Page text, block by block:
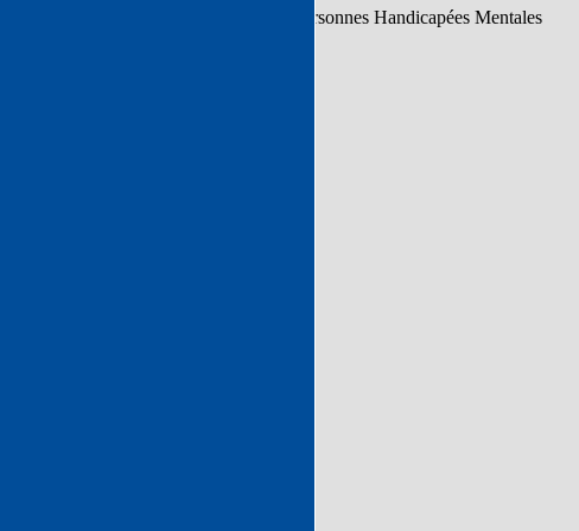
d’établissements et services pour Personnes Handicapées Mentales